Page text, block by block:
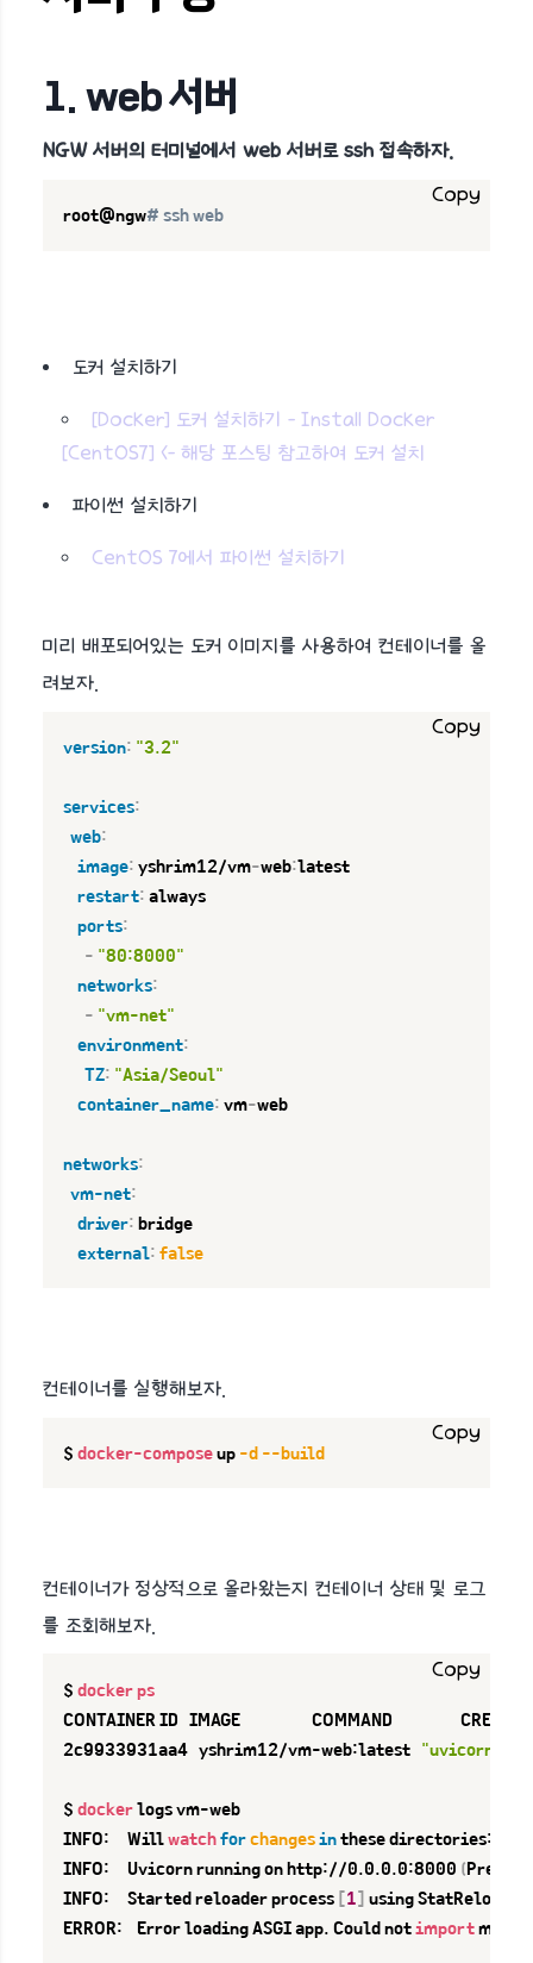
1. web 서버
NGW 서버의 터미널에서 web 서버로 ssh 접속하자.
root@ngw# ssh web
Copy
도커 설치하기
[Docker] 도커 설치하기 - Install Docker
[CentOS7] <- 해당 포스팅 참고하여 도커 설치
파이썬 설치하기
CentOS 7에서 파이썬 설치하기
미리 배포되어있는 도커 이미지를 사용하여 컨테이너를 올
려보자.
version: "3.2"
services:
web:
image: yshrim12/vm-web:latest
restart: always
ports:
- "80:8000"
networks:
- "vm-net"
environment:
TZ: "Asia/Seoul"
container_name: vm-web
networks:
vm-net:
driver: bridge
external: false
Copy
컨테이너를 실행해보자.
$ docker-compose up -d --build
Copy
컨테이너가 정상적으로 올라왔는지 컨테이너 상태 및 로그
를 조회해보자.
$ docker ps
CONTAINER ID   IMAGE                    COMMAND                   CREATED
2c9933931aa4   yshrim12/vm-web:latest "uvicorn
$ docker logs vm-web
INFO:     Will watch for changes in these directories:
INFO:     Uvicorn running on http://0.0.0.0:8000 ( Press
INFO:     Started reloader process [1] using StatReload
ERROR:    Error loading ASGI app. Could not import
Copy